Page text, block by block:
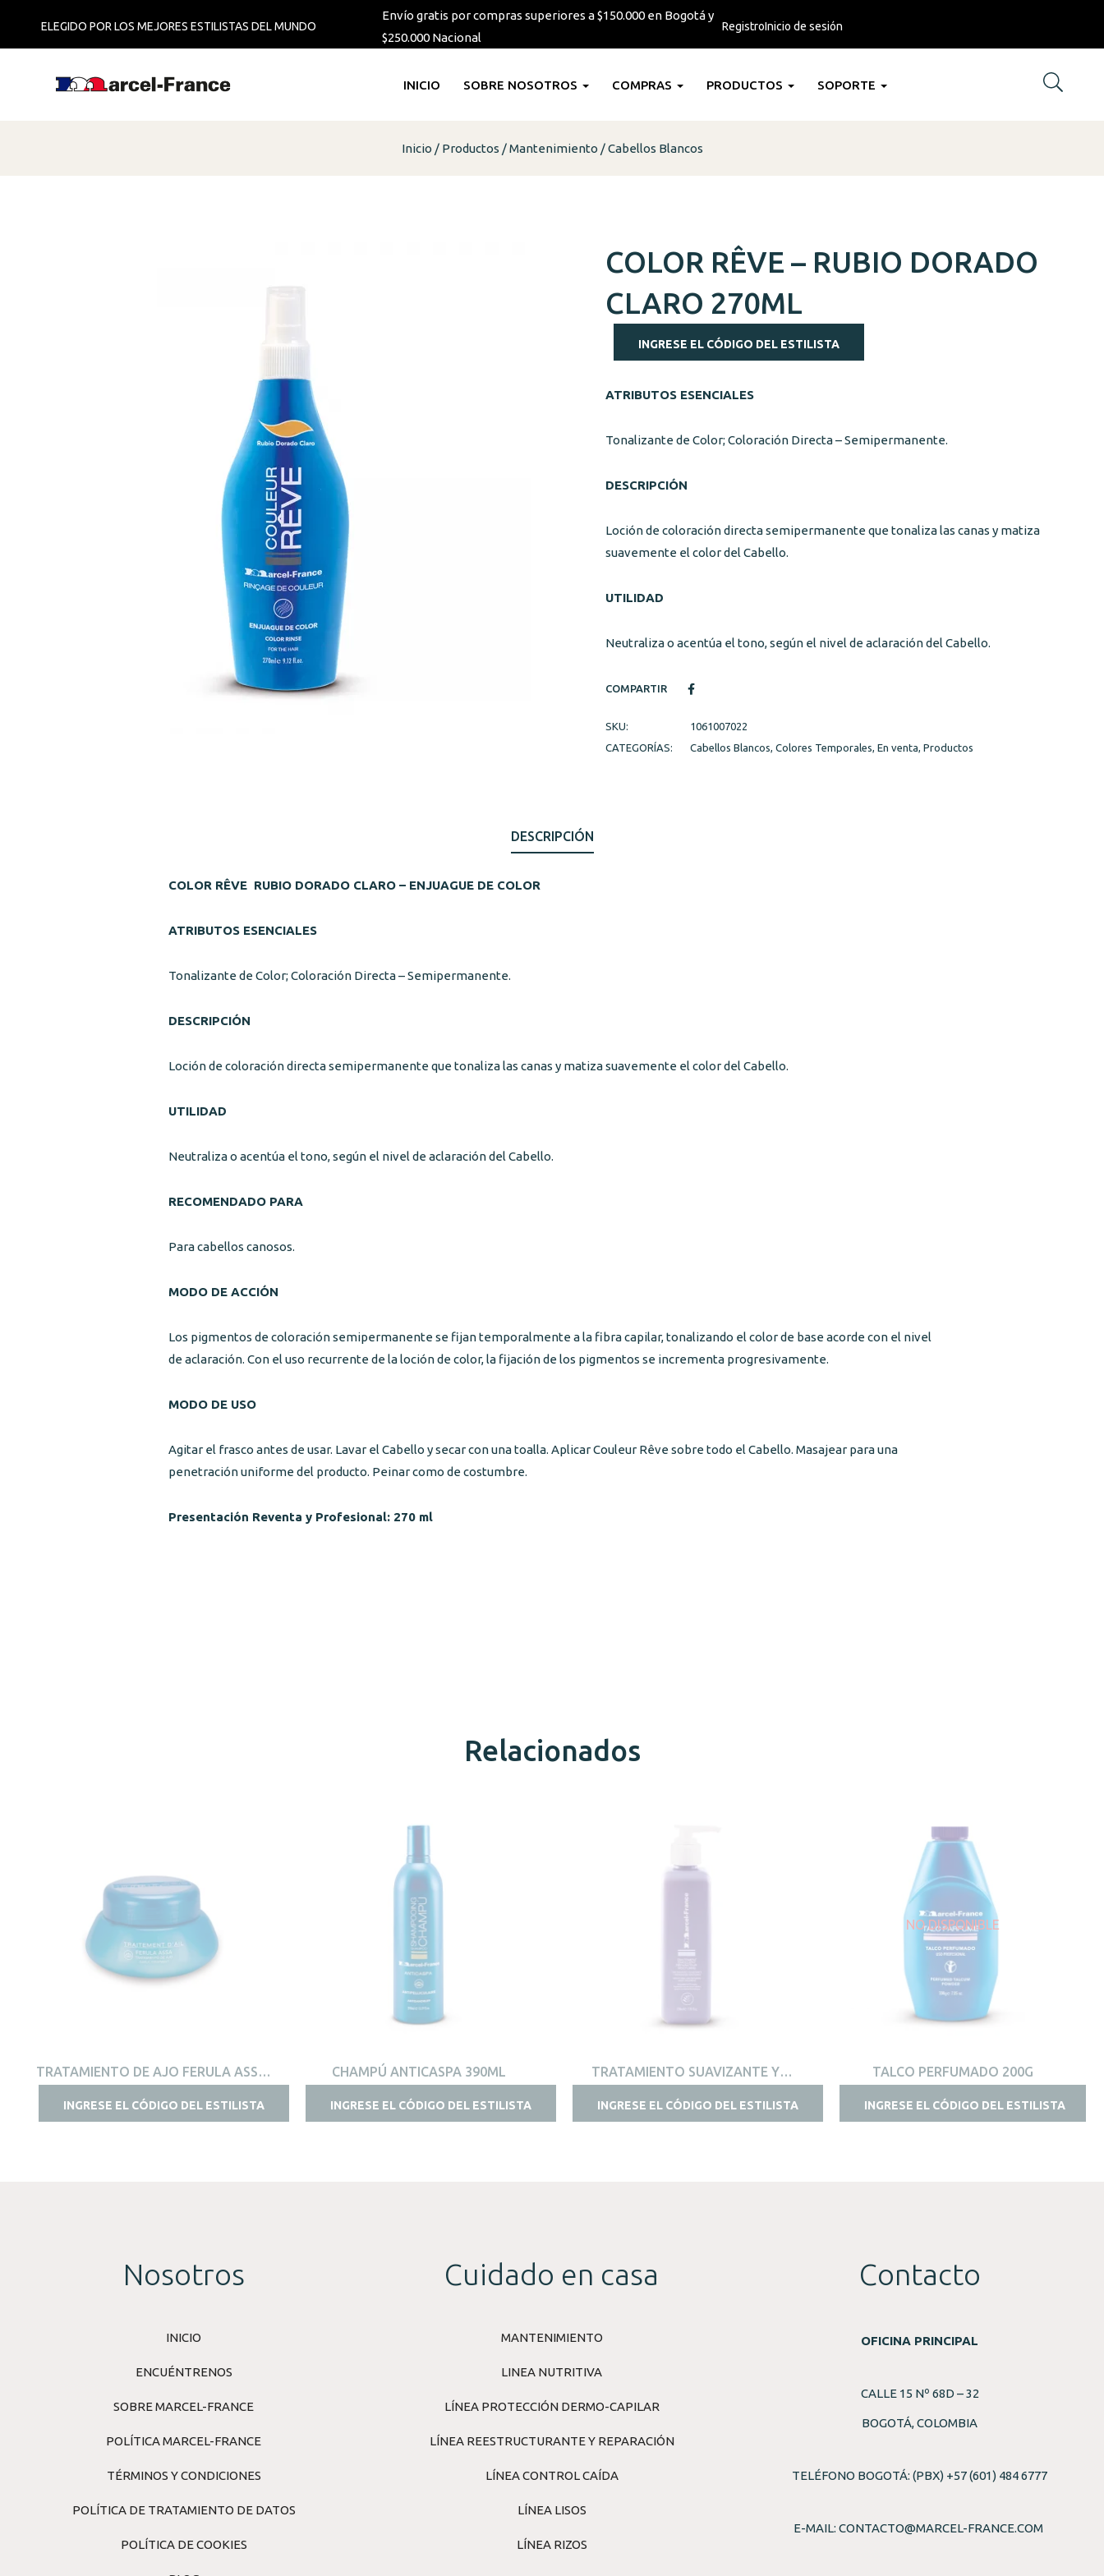
ELEGIDO POR LOS MEJORES ESTILISTAS DEL MUNDO
Envío gratis por compras superiores a $150.000 en Bogotá y
$250.000 Nacional
RegistroInicio de sesión
INICIO SOBRE NOSOTROS COMPRAS PRODUCTOS SOPORTE
Inicio Productos Mantenimiento Cabellos Blancos
COLOR RÊVE – RUBIO DORADO
CLARO 270ML
INGRESE EL CÓDIGO DEL ESTILISTA
ATRIBUTOS ESENCIALES
Tonalizante de Color; Coloración Directa – Semipermanente.
DESCRIPCIÓN
Loción de coloración directa semipermanente que tonaliza las canas y matiza
suavemente el color del Cabello.
UTILIDAD
Neutraliza o acentúa el tono, según el nivel de aclaración del Cabello.
COMPARTIR
SKU:
1061007022
CATEGORÍAS:
Cabellos Blancos, Colores Temporales, En venta, Productos
DESCRIPCIÓN
COLOR RÊVE RUBIO DORADO CLARO – ENJUAGUE DE COLOR
ATRIBUTOS ESENCIALES
Tonalizante de Color; Coloración Directa – Semipermanente.
DESCRIPCIÓN
Loción de coloración directa semipermanente que tonaliza las canas y matiza suavemente el color del Cabello.
UTILIDAD
Neutraliza o acentúa el tono, según el nivel de aclaración del Cabello.
RECOMENDADO PARA
Para cabellos canosos.
MODO DE ACCIÓN
Los pigmentos de coloración semipermanente se fijan temporalmente a la fibra capilar, tonalizando el color de base acorde con el nivel
de aclaración. Con el uso recurrente de la loción de color, la fijación de los pigmentos se incrementa progresivamente.
MODO DE USO
Agitar el frasco antes de usar. Lavar el Cabello y secar con una toalla. Aplicar Couleur Rêve sobre todo el Cabello. Masajear para una
penetración uniforme del producto. Peinar como de costumbre.
Presentación Reventa y Profesional: 270 ml
Relacionados
TRATAMIENTO DE AJO FERULA ASSA
145ML
INGRESE EL CÓDIGO DEL ESTILISTA
CHAMPÚ ANTICASPA 390ML
INGRESE EL CÓDIGO DEL ESTILISTA
VISTA RÁPIDA
TRATAMIENTO SUAVIZANTE Y
REPARADOR NOCTURNO 230ML
INGRESE EL CÓDIGO DEL ESTILISTA
NO DISPONIBLE
TALCO PERFUMADO 200G
INGRESE EL CÓDIGO DEL ESTILISTA
Nosotros
INICIO
ENCUÉNTRENOS
SOBRE MARCEL-FRANCE
POLÍTICA MARCEL-FRANCE
TÉRMINOS Y CONDICIONES
POLÍTICA DE TRATAMIENTO DE DATOS
POLÍTICA DE COOKIES
Cuidado en casa
MANTENIMIENTO
LINEA NUTRITIVA
LÍNEA PROTECCIÓN DERMO-CAPILAR
LÍNEA REESTRUCTURANTE Y REPARACIÓN
LÍNEA CONTROL CAÍDA
LÍNEA LISOS
LÍNEA RIZOS
Contacto
OFICINA PRINCIPAL
CALLE 15 Nº 68D – 32
BOGOTÁ, COLOMBIA
TELÉFONO BOGOTÁ: (PBX) +57 (601) 484 6777
E-MAIL:CONTACTO@MARCEL-FRANCE.COM